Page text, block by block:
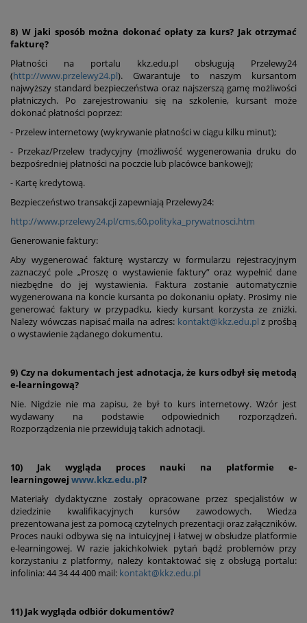
8) W jaki sposób można dokonać opłaty za kurs? Jak otrzymać
fakturę?
Płatności na portalu kkz.edu.pl obsługują Przelewy24
(http://www.przelewy24.pl). Gwarantuje to naszym kursantom
najwyższy standard bezpieczeństwa oraz najszerszą gamę możliwości
płatniczych. Po zarejestrowaniu się na szkolenie, kursant może
dokonać płatności poprzez:
- Przelew internetowy (wykrywanie płatności w ciągu kilku minut);
- Przekaz/Przelew tradycyjny (możliwość wygenerowania druku do
bezpośredniej płatności na poczcie lub placówce bankowej);
- Kartę kredytową.
Bezpieczeństwo transakcji zapewniają Przelewy24:
http://www.przelewy24.pl/cms,60,polityka_prywatnosci.htm
Generowanie faktury:
Aby wygenerować fakturę wystarczy w formularzu rejestracyjnym
zaznaczyć pole „Proszę o wystawienie faktury” oraz wypełnić dane
niezbędne do jej wystawienia. Faktura zostanie automatycznie
wygenerowana na koncie kursanta po dokonaniu opłaty. Prosimy nie
generować faktury w przypadku, kiedy kursant korzysta ze zniżki.
Należy wówczas napisać maila na adres: kontakt@kkz.edu.pl z prośbą
o wystawienie żądanego dokumentu.
9) Czy na dokumentach jest adnotacja, że kurs odbył się metodą
e-learningową?
Nie. Nigdzie nie ma zapisu, że był to kurs internetowy. Wzór jest
wydawany na podstawie odpowiednich rozporządzeń.
Rozporządzenia nie przewidują takich adnotacji.
10) Jak wygląda proces nauki na platformie e-
learningowej www.kkz.edu.pl?
Materiały dydaktyczne zostały opracowane przez specjalistów w
dziedzinie kwalifikacyjnych kursów zawodowych. Wiedza
prezentowana jest za pomocą czytelnych prezentacji oraz załączników.
Proces nauki odbywa się na intuicyjnej i łatwej w obsłudze platformie
e-learningowej. W razie jakichkolwiek pytań bądź problemów przy
korzystaniu z platformy, należy kontaktować się z obsługą portalu:
infolinia: 44 34 44 400 mail: kontakt@kkz.edu.pl
11) Jak wygląda odbiór dokumentów?